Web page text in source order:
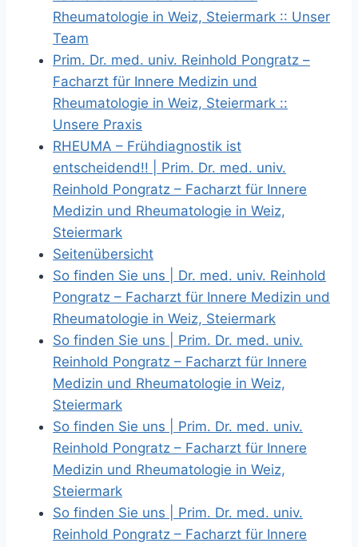
Rheumatologie in Weiz, Steiermark :: Unser
Team
Prim. Dr. med. univ. Reinhold Pongratz –
Facharzt für Innere Medizin und
Rheumatologie in Weiz, Steiermark ::
Unsere Praxis
RHEUMA – Frühdiagnostik ist
entscheidend!! | Prim. Dr. med. univ.
Reinhold Pongratz – Facharzt für Innere
Medizin und Rheumatologie in Weiz,
Steiermark
Seitenübersicht
So finden Sie uns | Dr. med. univ. Reinhold
Pongratz – Facharzt für Innere Medizin und
Rheumatologie in Weiz, Steiermark
So finden Sie uns | Prim. Dr. med. univ.
Reinhold Pongratz – Facharzt für Innere
Medizin und Rheumatologie in Weiz,
Steiermark
So finden Sie uns | Prim. Dr. med. univ.
Reinhold Pongratz – Facharzt für Innere
Medizin und Rheumatologie in Weiz,
Steiermark
So finden Sie uns | Prim. Dr. med. univ.
Reinhold Pongratz – Facharzt für Innere